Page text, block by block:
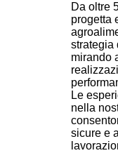
Da oltre
progetta
strategia
mirando
Le
nella
sicure e